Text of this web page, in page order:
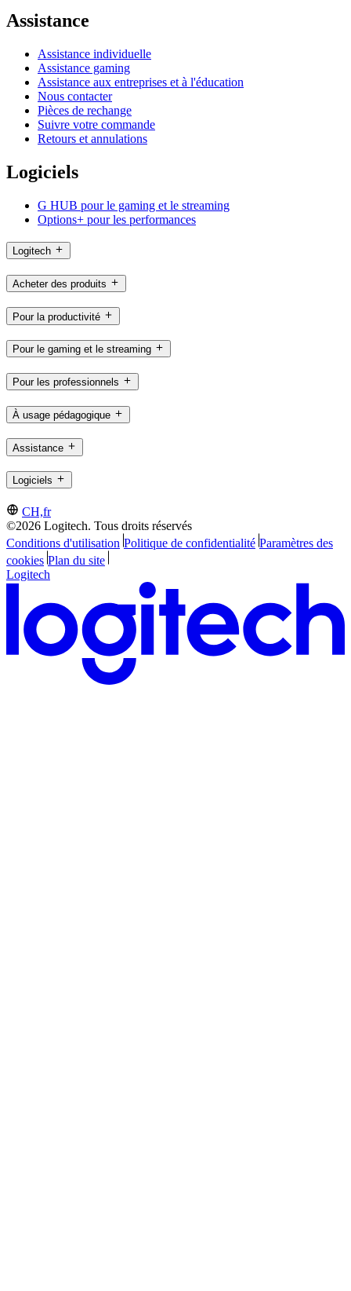
Assistance
Assistance individuelle
Assistance gaming
Assistance aux entreprises et à l'éducation
Nous contacter
Pièces de rechange
Suivre votre commande
Retours et annulations
Logiciels
G HUB pour le gaming et le streaming
Options+ pour les performances
Logitech
Acheter des produits
Pour la productivité
Pour le gaming et le streaming
Pour les professionnels
À usage pédagogique
Assistance
Logiciels
CH,fr
©2026 Logitech. Tous droits réservés
Conditions d'utilisation Politique de confidentialité Paramètres des
cookies Plan du site
Logitech